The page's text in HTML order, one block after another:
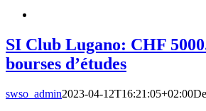
SI Club Lugano: CHF
bourses d’études
swso_admin2023-04-12T16:21:05+02:00